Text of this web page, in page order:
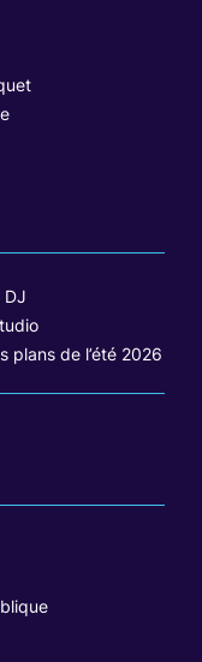
DJ
plans de l’été 2026